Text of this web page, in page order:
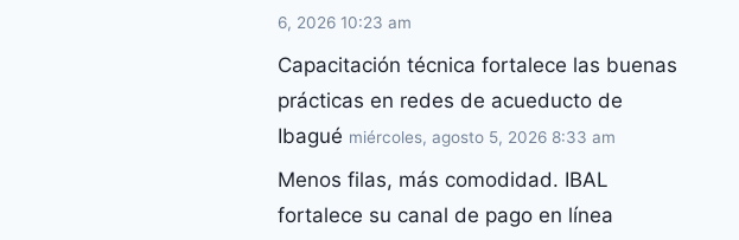
6, 2026 10:23 am
Capacitación técnica fortalece las buenas
prácticas en redes de acueducto de
Ibagué miércoles, agosto 5, 2026 8:33 am
Menos filas, más comodidad. IBAL
fortalece su canal de pago en línea